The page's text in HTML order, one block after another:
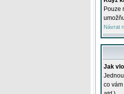
Pouze
Návrat
Jak
co